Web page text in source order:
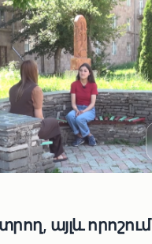
այլև որոշում